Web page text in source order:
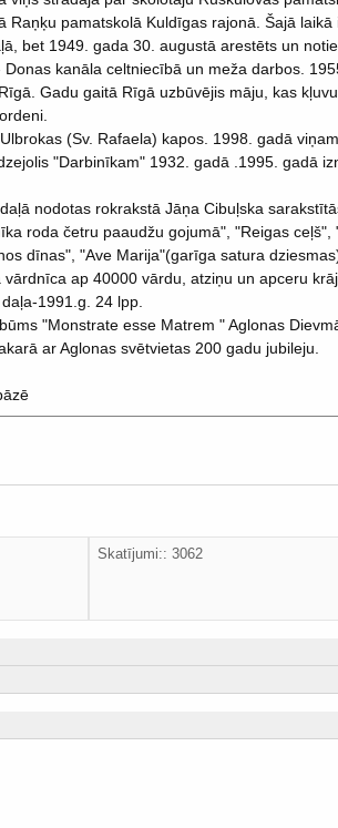
Raņķu pamatskolā Kuldīgas rajonā. Šajā
bet 1949. gada 30. augustā arestēts un
Donas kanāla celtniecībā un meža darbos.
Gadu gaitā Rīgā uzbūvējis māju, kas
(Sv. Rafaela) kapos. 1998. gadā
"Darbinīkam" 1932. gadā .1995. gadā
nodotas rokrakstā Jāņa Cibuļska
roda četru paaudžu gojumā", "Reigas
dīnas", "Ave Marija"(garīga satura
ap 40000 vārdu, atziņu un apceru
1991.g. 24 lpp.
"Monstrate esse Matrem " Aglonas
ar Aglonas svētvietas 200 gadu jubileju.
Skatījumi:: 3062